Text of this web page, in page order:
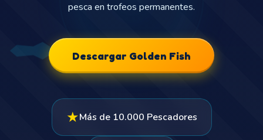
pesca en trofeos permanentes.
Descargar Golden Fish
★Más de 10.000 Pescadores